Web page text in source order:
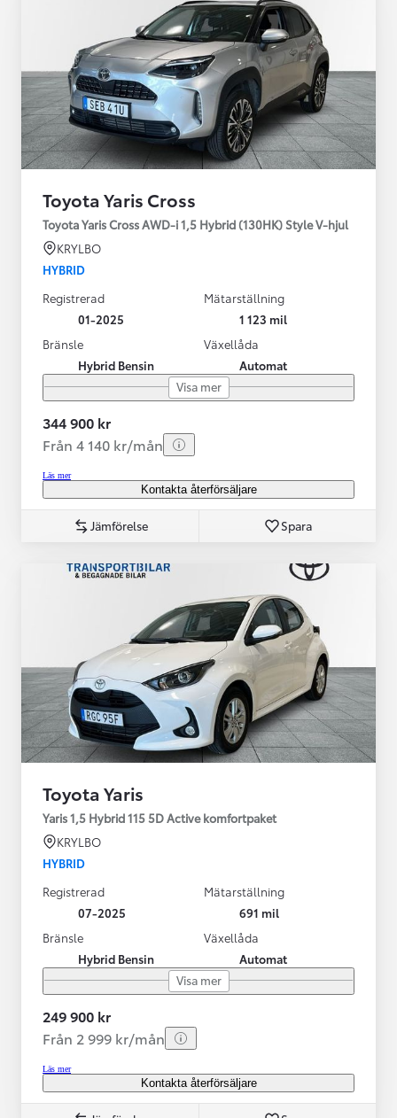
Toyota Yaris Cross
Toyota Yaris Cross AWD-i 1,5 Hybrid (130HK) Style V-hjul
KRYLBO
HYBRID
Registrerad
01-2025
Mätarställning
1 123 mil
Bränsle
Hybrid Bensin
Växellåda
Automat
Visa mer
344 900 kr
Från 4 140 kr/mån
Läs mer
Kontakta återförsäljare
Jämförelse Spara
Toyota Yaris
Yaris 1,5 Hybrid 115 5D Active komfortpaket
KRYLBO
HYBRID
Registrerad
07-2025
Mätarställning
691 mil
Bränsle
Hybrid Bensin
Växellåda
Automat
Visa mer
249 900 kr
Från 2 999 kr/mån
Läs mer
Kontakta återförsäljare